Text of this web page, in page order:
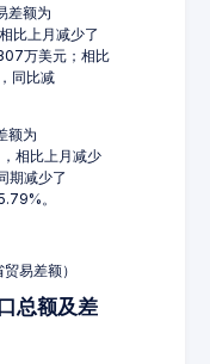
差额为
比上月减少了
万美元；相比
同比减
额为
相比上月减少
期减少了
。
易差额）
总额及差